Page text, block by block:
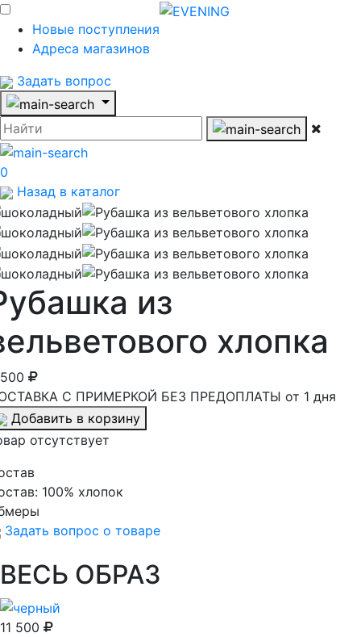
Новые поступления
Адреса магазинов
Задать вопрос
0
Назад в каталог
из
хлопка
С ПРИМЕРКОЙ БЕЗ ПРЕДОПЛАТЫ от 1 дня
Добавить в корзину
отсутствует
100% хлопок
Задать вопрос о товаре
ВЕСЬ ОБРАЗ
11 500